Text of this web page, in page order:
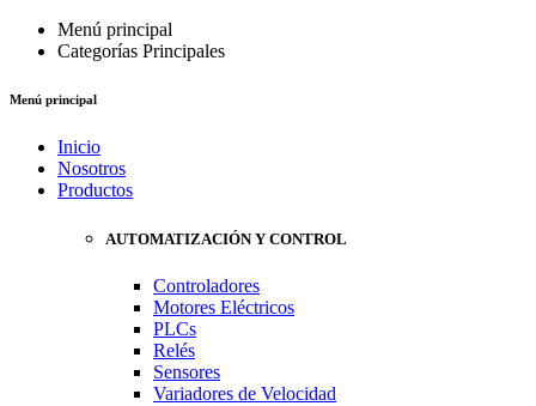
Menú principal
Categorías Principales
Menú principal
Inicio
Nosotros
Productos
AUTOMATIZACIÓN Y CONTROL
Controladores
Motores Eléctricos
PLCs
Relés
Sensores
Variadores de Velocidad